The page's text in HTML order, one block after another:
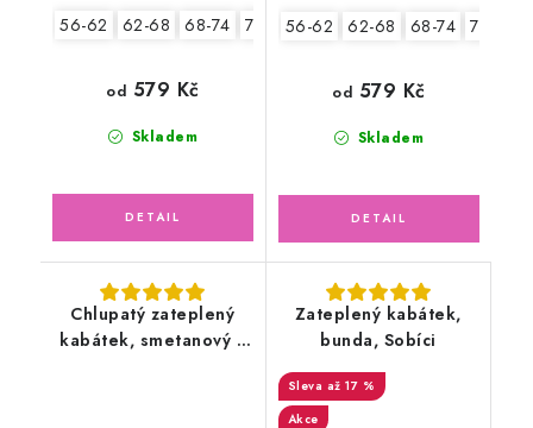
56-62 62-68 68-74 74-80 80-86 92-98
Skladem
od 579 Kč
56-62 62-68 68-74 74-80
Skladem
od 579 Kč
Chlupatý zateplený
kabátek, smetanový s
Zateplený kabátek,
bunda, Sobíci
až 17 %
Akce